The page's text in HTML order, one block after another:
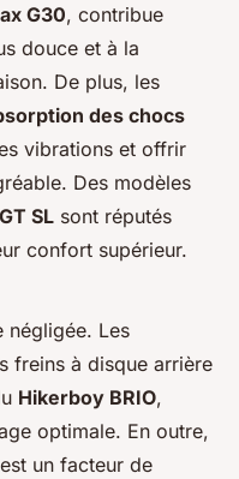
G30, contribue
douce et à la
De plus, les
des chocs
vibrations et offrir
Des modèles
SL sont réputés
confort supérieur.
négligée. Les
freins à disque arrière
Hikerboy BRIO,
optimale. En outre,
est un facteur de